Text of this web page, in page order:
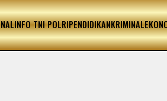
INFO TNI POLRIPENDIDIKANKRIMINAL